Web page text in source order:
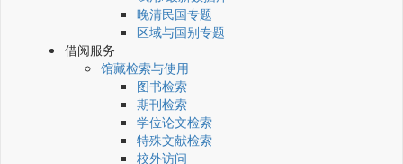
晚清民国专题
区域与国别专题
借阅服务
馆藏检索与使用
图书检索
期刊检索
学位论文检索
特殊文献检索
校外访问